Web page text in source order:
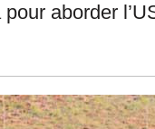
aborder